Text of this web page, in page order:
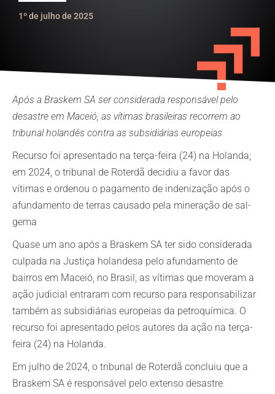
1º de julho de 2025
Após a Braskem SA ser considerada responsável pelo
desastre em Maceió, as vítimas brasileiras recorrem ao
tribunal holandês contra as subsidiárias europeias
Recurso foi apresentado na terça-feira (24) na Holanda;
em 2024, o tribunal de Roterdã decidiu a favor das
vítimas e ordenou o pagamento de indenização após o
afundamento de terras causado pela mineração de sal-
gema
Quase um ano após a Braskem SA ter sido considerada
culpada na Justiça holandesa pelo afundamento de
bairros em Maceió, no Brasil, as vítimas que moveram a
ação judicial entraram com recurso para responsabilizar
também as subsidiárias europeias da petroquímica. O
recurso foi apresentado pelos autores da ação na terça-
feira (24) na Holanda.
Em julho de 2024, o tribunal de Roterdã concluiu que a
Braskem SA é responsável pelo extenso desastre